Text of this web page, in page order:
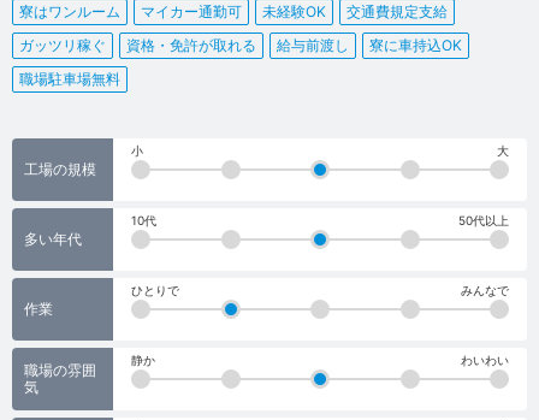
寮はワンルーム マイカー通勤可 未経験OK
交通費規定支給
ガッツリ稼ぐ
資格・免許が取れる 給与前渡し
寮に車持込OK
職場駐車場無料
工場の規模
小 大
多い年代
10代 50代以上
作業
ひとりで みんなで
職場の雰囲
気
静か わいわい